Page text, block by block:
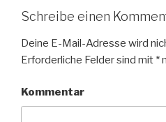
Schreibe einen
Deine E-Mail-Adresse wird
Erforderliche Felder sind mit *
Kommentar